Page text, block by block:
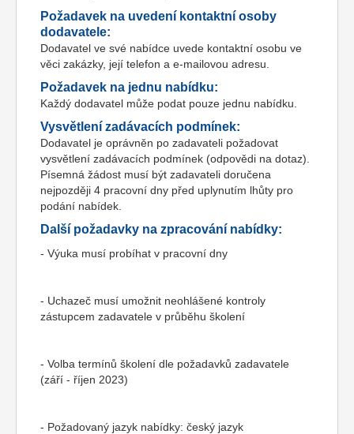
Požadavek na uvedení kontaktní osoby
dodavatele:
Dodavatel ve své nabídce uvede kontaktní osobu ve
věci zakázky, její telefon a e-mailovou adresu.
Požadavek na jednu nabídku:
Každý dodavatel může podat pouze jednu nabídku.
Vysvětlení zadávacích podmínek:
Dodavatel je oprávněn po zadavateli požadovat
vysvětlení zadávacích podmínek (odpovědi na dotaz).
Písemná žádost musí být zadavateli doručena
nejpozději 4 pracovní dny před uplynutím lhůty pro
podání nabídek.
Další požadavky na zpracování nabídky:
- Výuka musí probíhat v pracovní dny
- Uchazeč musí umožnit neohlášené kontroly
zástupcem zadavatele v průběhu školení
- Volba termínů školení dle požadavků zadavatele
(září - říjen 2023)
- Požadovaný jazyk nabídky: český jazyk